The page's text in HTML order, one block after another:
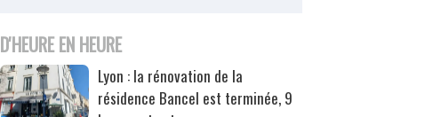
D'HEURE EN HEURE
Lyon : la rénovation de la
résidence Bancel est terminée, 9